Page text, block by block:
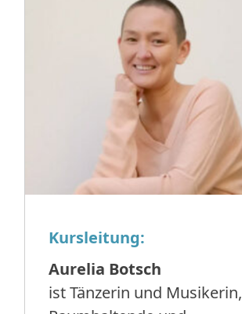
Kursleitung:
Aurelia Botsch
ist Tänzerin und Musikerin,